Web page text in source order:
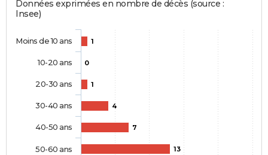
Données exprimées en nombre de décès (source :
Insee)
1
0
1
4
7
13
Moins de 10 ans
10-20 ans
20-30 ans
30-40 ans
40-50 ans
50-60 ans